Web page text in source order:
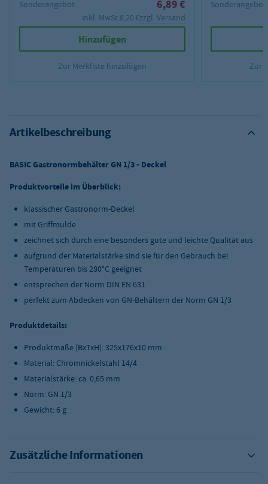
Sonderangebot:
6,89 €
inkl. MwSt.8,20 €zzgl. Versand
Hinzufügen
Zur Merkliste hinzufügen
Sonderangebot:
Zur
Artikelbeschreibung
BASIC Gastronormbehälter GN 1/3 - Deckel
Produktvorteile im Überblick:
klassischer Gastronorm-Deckel
mit Griffmulde
zeichnet sich durch eine besonders gute und leichte Qualität aus
aufgrund der Materialstärke sind sie für den Gebrauch bei
Temperaturen bis 280°C geeignet
entsprechen der Norm DIN EN 631
perfekt zum Abdecken von GN-Behältern der Norm GN 1/3
Produktdetails:
Produktmaße (BxTxH): 325x176x10 mm
Material: Chromnickelstahl 14/4
Materialstärke: ca. 0,65 mm
Norm: GN 1/3
Gewicht: 6 g
Zusätzliche Informationen